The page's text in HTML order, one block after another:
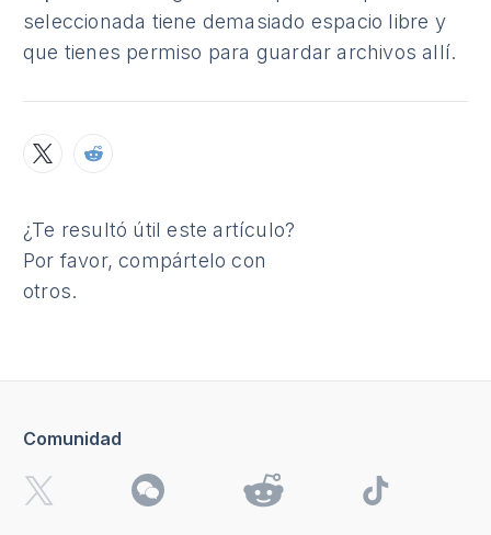
seleccionada tiene demasiado espacio libre y
que tienes permiso para guardar archivos allí.
¿Te resultó útil este artículo?
Por favor, compártelo con
otros.
Comunidad